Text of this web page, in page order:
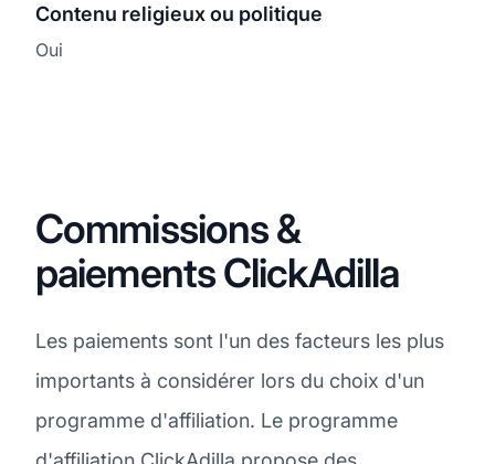
Contenu religieux ou politique
Oui
Commissions &
paiements ClickAdilla
Les paiements sont l'un des facteurs les plus
importants à considérer lors du choix d'un
programme d'affiliation. Le programme